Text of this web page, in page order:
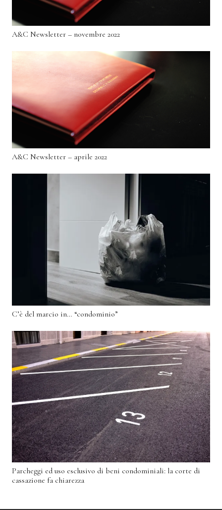
A&C Newsletter – novembre 2022
A&C Newsletter – aprile 2022
C’è del marcio in… “condominio”
Parcheggi ed uso esclusivo di beni condominiali: la corte di
cassazione fa chiarezza